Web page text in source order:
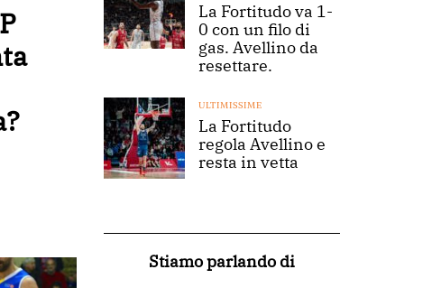
La Fortitudo va 1-
0 con un filo di
gas. Avellino da
resettare.
ULTIMISSIME
La Fortitudo
regola Avellino e
resta in vetta
Stiamo parlando di